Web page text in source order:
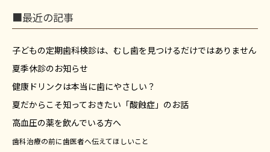
■最近の記事
子どもの定期歯科検診は、むし歯を見つけるだけではありません
夏季休診のお知らせ
健康ドリンクは本当に歯にやさしい？
夏だからこそ知っておきたい「酸蝕症」のお話
高血圧の薬を飲んでいる方へ
歯科治療の前に歯医者へ伝えてほしいこと